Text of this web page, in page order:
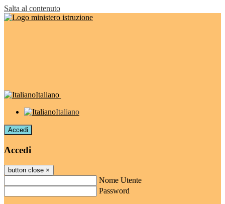
Salta al contenuto
Italiano
Italiano
Accedi
Accedi
button close ×
Nome Utente
Password